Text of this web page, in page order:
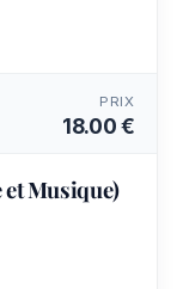
PRIX
18.00 €
Musique)